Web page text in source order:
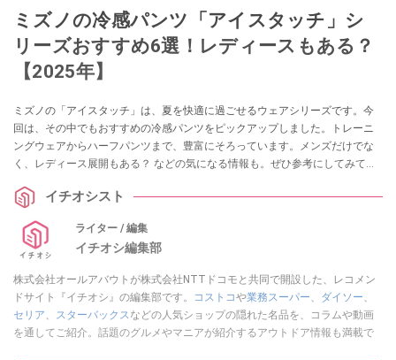
ミズノの冷感パンツ「アイスタッチ」シ
リーズおすすめ6選！レディースもある？
【2025年】
ミズノの「アイスタッチ」は、夏を快適に過ごせるウェアシリーズです。今
回は、その中でもおすすめの冷感パンツをピックアップしました。トレーニ
ングウェアからハーフパンツまで、豊富にそろっています。メンズだけでな
く、レディース展開もある？ などの気になる情報も。ぜひ参考にしてみてく
イチオシスト
ライター / 編集
イチオシ編集部
株式会社オールアバウトが株式会社NTTドコモと共同で開設した、レコメン
ドサイト『イチオシ』の編集部です。
コストコや業務スーパー、 ダイソー、
セリア、 スターバックスなどの人気ショップの隠れた名品を、コラムや動画
を通してご紹介。話題のグルメやマニアが紹介するアウトドア情報も満載で